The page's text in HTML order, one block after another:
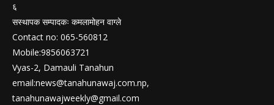
६
सस्थापक सम्पादकः कमलामोहन वाग्ले
Contact no: 065-560812
Mobile:9856063721
Vyas-2, Damauli Tanahun
email:news@tanahunawaj.com.np,
tanahunawajweekly@gmail.com